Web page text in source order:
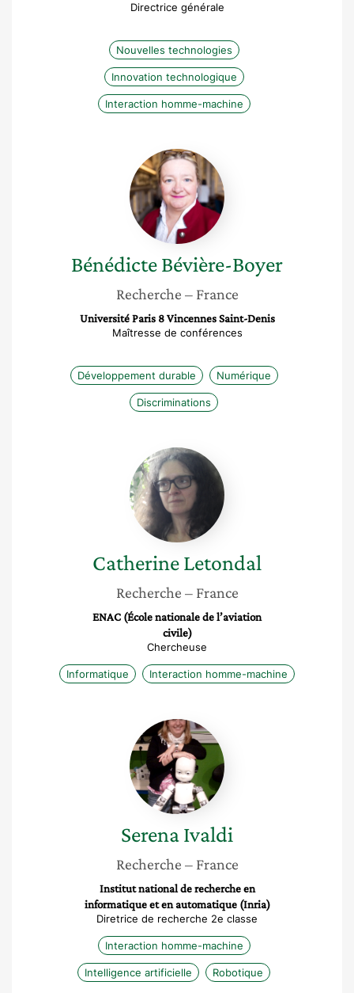
Directrice générale
Nouvelles technologies
Innovation technologique
Interaction homme-machine
Bénédicte
Bévière-
Boyer
BénédicteBévière-Boyer
Recherche – France
Université Paris 8 Vincennes Saint-Denis
Maîtresse de conférences
Développement durable Numérique
Discriminations
Catherine
Letondal
CatherineLetondal
Recherche – France
ENAC (École nationale de l’aviation
civile)
Chercheuse
Informatique Interaction homme-machine
Serena
Ivaldi
SerenaIvaldi
Recherche – France
Institut national de recherche en
informatique et en automatique (Inria)
Diretrice de recherche 2e classe
Interaction homme-machine
Intelligence artificielle Robotique